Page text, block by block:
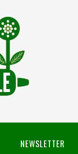
NEWSLETTER